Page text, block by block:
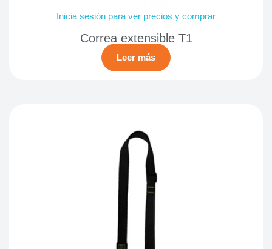
Inicia sesión para ver precios y comprar
Correa extensible T1
Leer más